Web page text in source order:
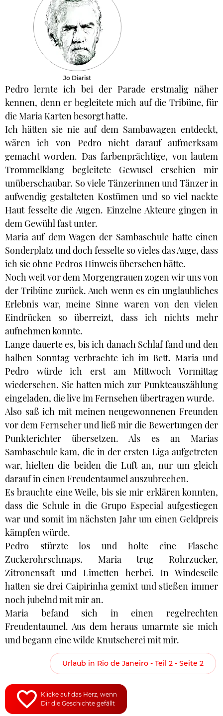
Jo Diarist
Pedro lernte ich bei der Parade erstmalig näher
kennen, denn er begleitete mich auf die Tribüne, für
die Maria Karten besorgt hatte.
Ich hätten sie nie auf dem Sambawagen entdeckt,
wären ich von Pedro nicht darauf aufmerksam
gemacht worden. Das farbenprächtige, von lautem
Trommelklang begleitete Gewusel erschien mir
unüberschaubar. So viele Tänzerinnen und Tänzer in
aufwendig gestalteten Kostümen und so viel nackte
Haut fesselte die Augen. Einzelne Akteure gingen in
dem Gewühl fast unter.
Maria auf dem Wagen der Sambaschule hatte einen
Sonderplatz und doch fesselte so vieles das Auge, dass
ich sie ohne Pedros Hinweis übersehen hätte.
Noch weit vor dem Morgengrauen zogen wir uns von
der Tribüne zurück. Auch wenn es ein unglaubliches
Erlebnis war, meine Sinne waren von den vielen
Eindrücken so überreizt, dass ich nichts mehr
aufnehmen konnte.
Lange dauerte es, bis ich danach Schlaf fand und den
halben Sonntag verbrachte ich im Bett. Maria und
Pedro würde ich erst am Mittwoch Vormittag
wiedersehen. Sie hatten mich zur Punkteauszählung
eingeladen, die live im Fernsehen übertragen wurde.
Also saß ich mit meinen neugewonnenen Freunden
vor dem Fernseher und ließ mir die Bewertungen der
Punkterichter übersetzen. Als es an Marias
Sambaschule kam, die in der ersten Liga aufgetreten
war, hielten die beiden die Luft an, nur um gleich
darauf in einen Freudentaumel auszubrechen.
Es brauchte eine Weile, bis sie mir erklären konnten,
dass die Schule in die Grupo Especial aufgestiegen
war und somit im nächsten Jahr um einen Geldpreis
kämpfen würde.
Pedro stürzte los und holte eine Flasche
Zuckerohrschnaps. Maria trug Rohrzucker,
Zitronensaft und Limetten herbei. In Windeseile
hatten sie drei Caipirinha gemixt und stießen immer
noch jubelnd mit mir an.
Maria befand sich in einen regelrechten
Freudentaumel. Aus dem heraus umarmte sie mich
und begann eine wilde Knutscherei mit mir.
Urlaub in Rio de Janeiro - Teil 2 - Seite 2
Klicke auf das Herz, wenn
Dir die Geschichte gefällt